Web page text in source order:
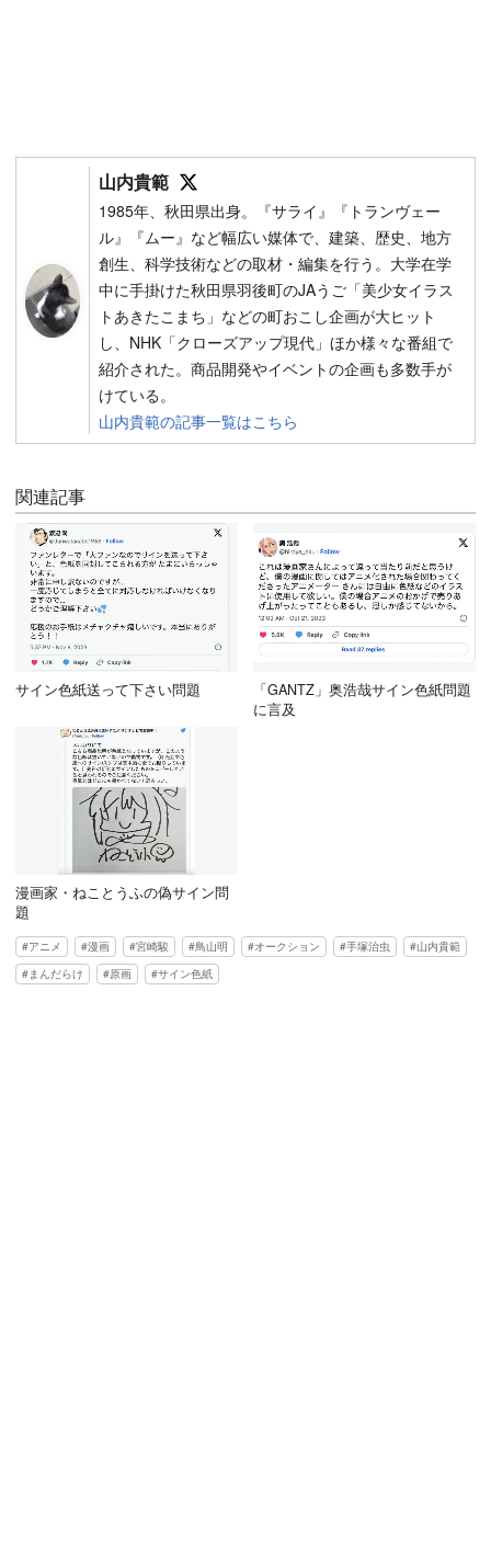
山内貴範
1985年、秋田県出身。『サライ』『トランヴェー
ル』『ムー』など幅広い媒体で、建築、歴史、地方
創生、科学技術などの取材・編集を行う。大学在学
中に手掛けた秋田県羽後町のJAうご「美少女イラス
トあきたこまち」などの町おこし企画が大ヒット
し、NHK「クローズアップ現代」ほか様々な番組で
紹介された。商品開発やイベントの企画も多数手が
けている。
山内貴範の記事一覧はこちら
関連記事
サイン色紙送って下さい問題
「GANTZ」奥浩哉サイン色紙問題
に言及
漫画家・ねことうふの偽サイン問
題
アニメ 漫画 宮崎駿 鳥山明 オークション 手塚治虫
山内貴範
まんだらけ
原画 サイン色紙